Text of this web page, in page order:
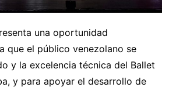
una oportunidad
que el público venezolano se
y la excelencia técnica del Ballet
y para apoyar el desarrollo de